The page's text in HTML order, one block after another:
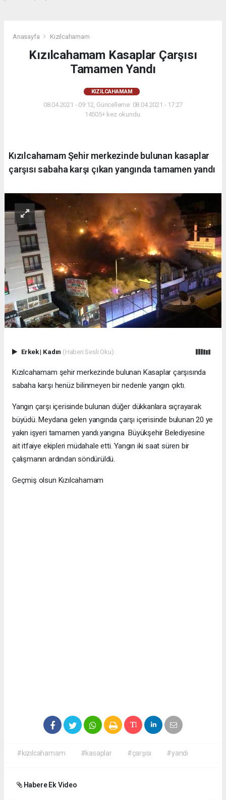
Anasayfa Kızılcahamam
Kızılcahamam Kasaplar Çarşısı
Tamamen Yandı
KIZILCAHAMAM
08.04.2021 - 09:12, Güncelleme: 08.04.2021 - 17:27
14505+ kez okundu.
Kızılcahamam Şehir merkezinde bulunan kasaplar
çarşısı sabaha karşı çıkan yangında tamamen yandı
Erkek| Kadın (Haberi Sesli Oku)
Kızılcahamam şehir merkezinde bulunan Kasaplar çarşısında
sabaha karşı henüz bilinmeyen bir nedenle yangın çıktı.
Yangın çarşı içerisinde bulunan düğer dükkanlara sıçrayarak
büyüdü. Meydana gelen yangında çarşı içerisinde bulunan 20 ye
yakın işyeri tamamen yandı.yangına Büyükşehir Belediyesine
ait itfaiye ekipleri müdahale etti. Yangın iki saat süren bir
çalışmanın ardından söndürüldü.
Geçmiş olsun Kızılcahamam
#kızılcahamam #kasaplar #çarşısı #yandı
Habere Ek Video